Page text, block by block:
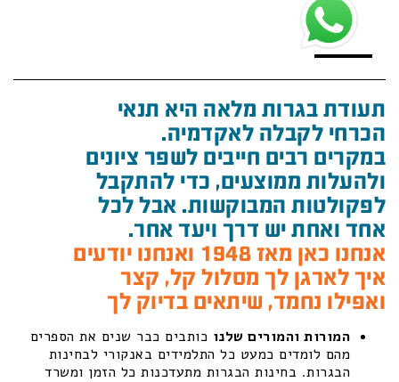
תעודת בגרות מלאה היא תנאי
הכרחי לקבלה לאקדמיה.
במקרים רבים חייבים לשפר ציונים
ולהעלות ממוצעים, כדי להתקבל
לפקולטות המבוקשות. אבל לכל
אחד ואחת יש דרך ויעד אחר.
אנחנו כאן מאז 1948 ואנחנו יודעים
איך לארגן לך מסלול קל, קצר
ואפילו נחמד, שיתאים בדיוק לך
המורות והמורים שלנו כותבים כבר שנים את הספרים
מהם לומדים כמעט כל התלמידים באנקורי לבחינות
הבגרות. בחינות הבגרות מתעדכנות כל הזמן ומשרד